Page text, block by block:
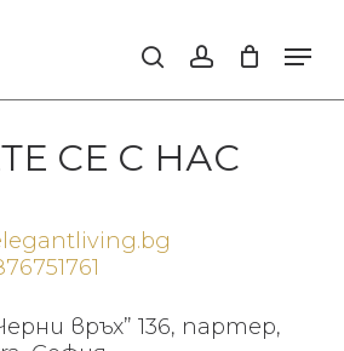
searchaccount
СЕ С НАС
връх” 136, партер,
Close